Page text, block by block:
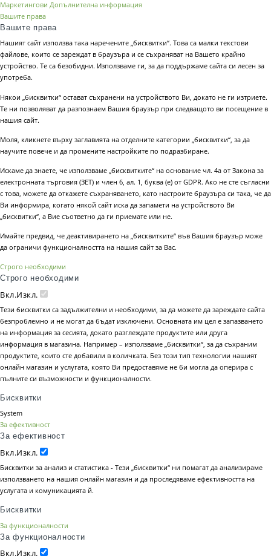
Маркетингови Допълнителна информация
Вашите права
Вашите права
Нашият сайт използва така наречените „бисквитки“. Това са малки текстови
файлове, които се зареждат в браузъра и се съхраняват на Вашето крайно
устройство. Те са безобидни. Използваме ги, за да поддържаме сайта си лесен за
употреба.
Някои „бисквитки“ остават съхранени на устройството Ви, докато не ги изтриете.
Те ни позволяват да разпознаем Вашия браузър при следващото ви посещение в
нашия сайт.
Моля, кликнете върху заглавията на отделните категории „бисквитки“, за да
научите повече и да промените настройките по подразбиране.
Искаме да знаете, че използваме „бисквитките“ на основание чл. 4а от Закона за
електронната търговия (ЗЕТ) и член 6, ал. 1, буква (е) от GDPR. Ако не сте съгласни
с това, можете да откажете съхраняването, като настроите браузъра си така, че да
Ви информира, когато някой сайт иска да запамети на устройството Ви
„бисквитки“, а Вие съответно да ги приемате или не.
Имайте предвид, че деактивирането на „бисквитките“ във Вашия браузър може
да ограничи функционалността на нашия сайт за Вас.
Строго необходими
Строго необходими
Вкл.Изкл.
Тези бисквитки са задължителни и необходими, за да можете да зареждате сайта
безпроблемно и не могат да бъдат изключени. Основната им цел е запазването
на информация за сесията, докато разглеждате продуктите или друга
информация в магазина. Например – използваме „бисквитки“, за да съхраним
продуктите, които сте добавили в количката. Без този тип технологии нашият
онлайн магазин и услугата, която Ви предоставяме не би могла да оперира с
пълните си възможности и функционалности.
Бисквитки
System
За ефективност
За ефективност
Вкл.Изкл.
Бисквитки за анализ и статистика - Тези „бисквитки“ ни помагат да анализираме
използването на нашия онлайн магазин и да проследяваме ефективността на
услугата и комуникацията й.
Бисквитки
За функционалности
За функционалности
Вкл.Изкл.